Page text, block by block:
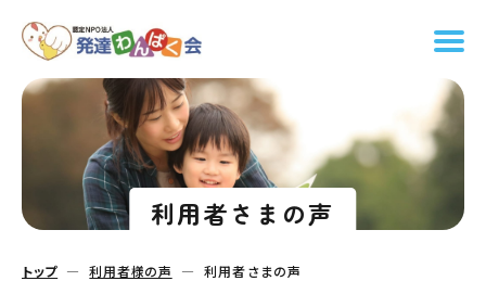
利用者さまの声
トップ 利用者様の声 利用者さまの声